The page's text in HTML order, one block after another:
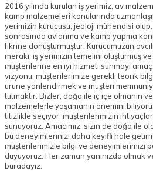
2016 yılında kurulan iş yerimiz, av
kamp malzemeleri konularında
yerimizin kurucusu, jeoloji mühendisi
sonrasında avlanma ve kamp yapma
fikrine dönüştürmüştür. Kurucumuzun
merakı, iş yerimizin temelini oluşturmuş
müşterilerine en iyi hizmeti sunmayı
vizyonu, müşterilerimize gerekli teorik
ürüne yönlendirmek ve müşteri
tutmaktır. Bizler, doğa ile iç içe olmanın
malzemelerle yaşamanın önemini
titizlikle seçiyor, müşterilerimizin
sunuyoruz. Amacımız, sizin de doğa ile
bu deneyimlerinizi daha keyifli hale
müşterilerimizle bilgi ve deneyimlerimizi
duyuyoruz. Her zaman yanınızda olmak
buradayız.